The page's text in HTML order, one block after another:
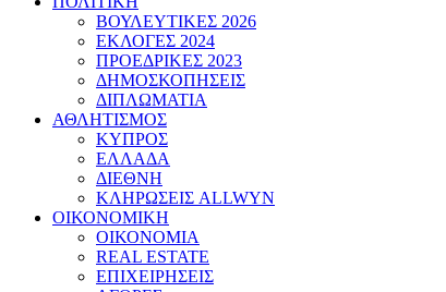
ΒΟΥΛΕΥΤΙΚΕΣ 2026
ΕΚΛΟΓΕΣ 2024
ΠΡΟΕΔΡΙΚΕΣ 2023
ΔΗΜΟΣΚΟΠΗΣΕΙΣ
ΔΙΠΛΩΜΑΤΙΑ
ΑΘΛΗΤΙΣΜΟΣ
ΚΥΠΡΟΣ
ΕΛΛΑΔΑ
ΔΙΕΘΝΗ
ΚΛΗΡΩΣΕΙΣ ALLWYN
ΟΙΚΟΝΟΜΙΚΗ
ΟΙΚΟΝΟΜΙΑ
REAL ESTATE
ΕΠΙΧΕΙΡΗΣΕΙΣ